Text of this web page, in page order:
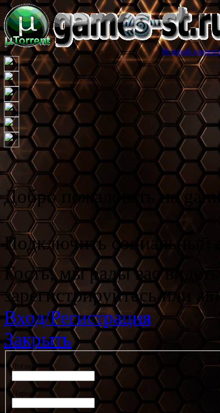
Игровой торрент трекер
Добро пожаловать на
Подключить социальный
Гость, мы рады вас
зарегистрируйтесь или
Вход/Регистрация
Закрыть
Логин
Пароль